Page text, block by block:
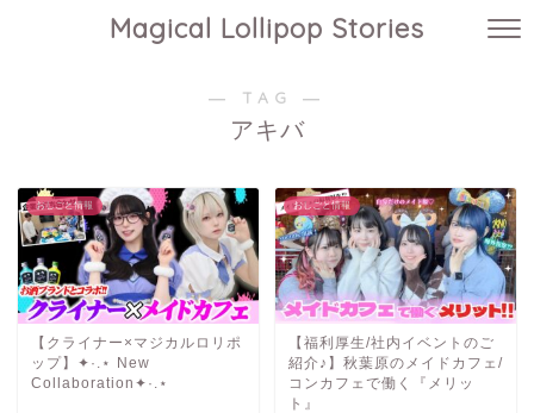
Magical Lollipop Stories
― TAG ―
アキバ
おしごと情報
【クライナー×マジカルロリポ
ップ】✦·.⋆ New
Collaboration✦·.⋆
おしごと情報
【福利厚生/社内イベントのご
紹介♪】秋葉原のメイドカフェ/
コンカフェで働く『メリッ
ト』